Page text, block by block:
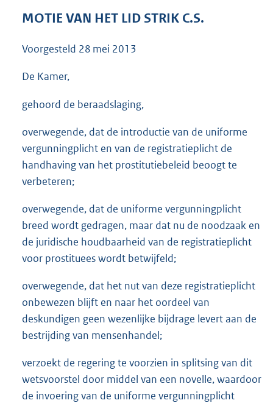
b
MOTIE VAN HET LID STRIK C.S.
Voorgesteld 28 mei 2013
De Kamer,
gehoord de beraadslaging,
overwegende, dat de introductie van de uniforme
vergunningplicht en van de registratieplicht de
handhaving van het prostitutiebeleid beoogt te
verbeteren;
overwegende, dat de uniforme vergunningplicht
breed wordt gedragen, maar dat nu de noodzaak en
de juridische houdbaarheid van de registratieplicht
voor prostituees wordt betwijfeld;
overwegende, dat het nut van deze registratieplicht
onbewezen blijft en naar het oordeel van
deskundigen geen wezenlijke bijdrage levert aan de
bestrijding van mensenhandel;
verzoekt de regering te voorzien in splitsing van dit
wetsvoorstel door middel van een novelle, waardoor
de invoering van de uniforme vergunningplicht